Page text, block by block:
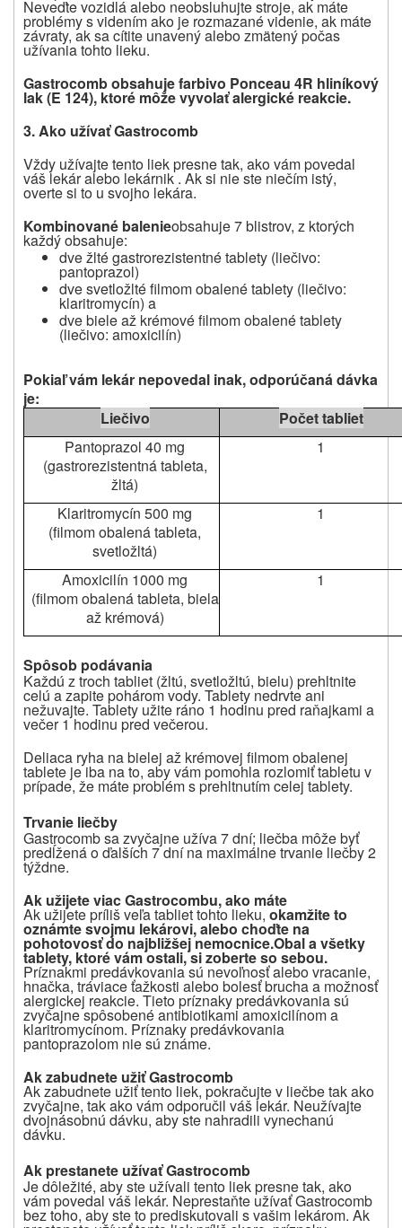
Neveďte vozidlá alebo neobsluhujte stroje, ak máte
problémy s videním ako je rozmazané videnie, ak máte
závraty, ak sa cítite unavený alebo zmätený počas
užívania tohto lieku.
Gastrocomb obsahuje farbivo Ponceau 4R hliníkový
lak (E 124), ktoré môže vyvolať alergické reakcie.
3.Ako užívať Gastrocomb
Vždy užívajte tento liek presne tak, ako vám povedal
váš lekár alebo lekárnik . Ak si nie ste niečím istý,
overte si to u svojho lekára.
Kombinované balenieobsahuje 7 blistrov, z ktorých
každý obsahuje:
dve žlté gastrorezistentné tablety (liečivo:
pantoprazol)
dve svetložlté filmom obalené tablety (liečivo:
klaritromycín) a
dve biele až krémové filmom obalené tablety
(liečivo: amoxicilín)
Pokiaľ vám lekár nepovedal inak, odporúčaná dávka
je:
Liečivo
Počet tabliet
Pantoprazol 40 mg
(gastrorezistentná tableta,
žltá)
1
Klaritromycín 500 mg
(filmom obalená tableta,
svetložltá)
1
Amoxicilín 1000 mg
(filmom obalená tableta, biela
až krémová)
1
Spôsob podávania
Každú z troch tabliet (žltú, svetložltú, bielu) prehltnite
celú a zapite pohárom vody. Tablety nedrvte ani
nežuvajte. Tablety užite ráno 1 hodinu pred raňajkami a
večer 1 hodinu pred večerou.
Deliaca ryha na bielej až krémovej filmom obalenej
tablete je iba na to, aby vám pomohla rozlomiť tabletu v
prípade, že máte problém s prehltnutím celej tablety.
Trvanie liečby
Gastrocomb sa zvyčajne užíva 7 dní; liečba môže byť
predĺžená o ďalších 7 dní na maximálne trvanie liečby 2
týždne.
Ak užijete viac Gastrocombu, ako máte
Ak užijete príliš veľa tabliet tohto lieku, okamžite to
oznámte svojmu lekárovi, alebo choďte na
pohotovosť do najbližšej nemocnice.Obal a všetky
tablety, ktoré vám ostali, si zoberte so sebou.
Príznakmi predávkovania sú nevoľnosť alebo vracanie,
hnačka, tráviace ťažkosti alebo bolesť brucha a možnosť
alergickej reakcie. Tieto príznaky predávkovania sú
zvyčajne spôsobené antibiotikami amoxicilínom a
klaritromycínom. Príznaky predávkovania
pantoprazolom nie sú známe.
Ak zabudnete užiť Gastrocomb
Ak zabudnete užiť tento liek, pokračujte v liečbe tak ako
zvyčajne, tak ako vám odporučil váš lekár. Neužívajte
dvojnásobnú dávku, aby ste nahradili vynechanú
dávku.
Ak prestanete užívať Gastrocomb
Je dôležité, aby ste užívali tento liek presne tak, ako
vám povedal váš lekár. Neprestaňte užívať Gastrocomb
bez toho, aby ste to prediskutovali s vašim lekárom. Ak